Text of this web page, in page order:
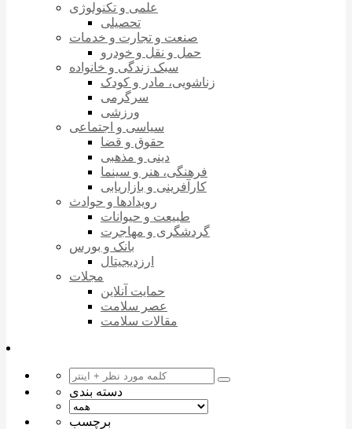
علمی و تکنولوژی
تحصیلی
صنعت و تجارت و خدمات
حمل و نقل و خودرو
سبک زندگی و خانواده
زناشویی، مادر و کودک
سرگرمی
ورزشی
سیاسی و اجتماعی
حقوق و قضا
دینی و مذهبی
فرهنگی، هنر و سینما
کارآفرینی و بازاریابی
رویدادها و حوادث
طبیعت و حیوانات
گردشگری و مهاجرت
بانک و بورس
ارزدیجیتال
مجلات
حمایت آنلاین
عصر سلامت
مقالات سلامت
دسته بندی
برچسب